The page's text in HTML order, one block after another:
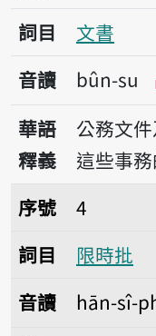
詞目
文書
音讀
bûn-su
華語
釋義
公務文
這些事
序號4限時批
序號
4
詞目
限時批
音讀
hān-sî-